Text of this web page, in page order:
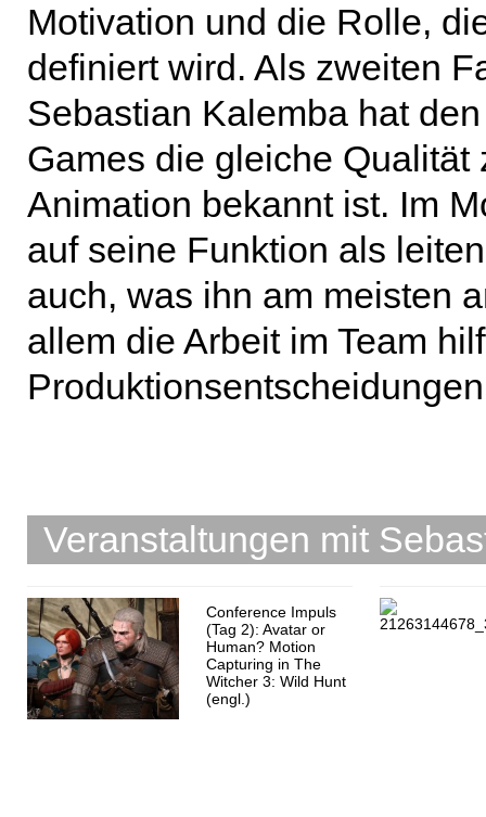
Motivation und die Rolle,
definiert wird. Als zweiten
Sebastian Kalemba hat
Games die gleiche
Animation bekannt ist. Im
auf seine Funktion als
auch, was ihn am meisten
allem die Arbeit im Team
Veranstaltungen mit
Conference Impuls
(Tag 2): Avatar or
Human? Motion
Capturing in The
Witcher 3: Wild Hunt
(engl.)